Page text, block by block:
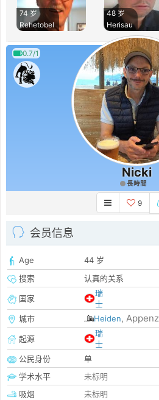
74 岁
Rehetobel
48 岁
Herisau
0.7/1
Nicki
長時間
9
会员信息
Age
44 岁
搜索
认真的关系
国家
瑞
士
城市
Heiden,
起源
瑞
士
公民身份
单
学术水平
未标明
吸烟
未标明